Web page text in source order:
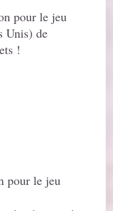
pour le jeu
Unis) de
!
pour le jeu